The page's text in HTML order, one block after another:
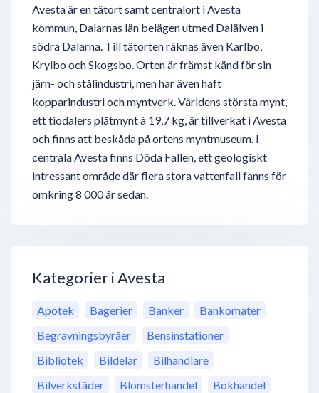
Avesta är en tätort samt centralort i Avesta
kommun, Dalarnas län belägen utmed Dalälven i
södra Dalarna. Till tätorten räknas även Karlbo,
Krylbo och Skogsbo. Orten är främst känd för sin
järn- och stålindustri, men har även haft
kopparindustri och myntverk. Världens största mynt,
ett tiodalers plåtmynt à 19,7 kg, är tillverkat i Avesta
och finns att beskåda på ortens myntmuseum. I
centrala Avesta finns Döda Fallen, ett geologiskt
intressant område där flera stora vattenfall fanns för
omkring 8 000 år sedan.
Kategorier i Avesta
Apotek Bagerier Banker
Bankomater
Begravningsbyråer
Bensinstationer
Bibliotek
Bildelar
Bilhandlare
Bilverkstäder
Blomsterhandel
Bokhandel